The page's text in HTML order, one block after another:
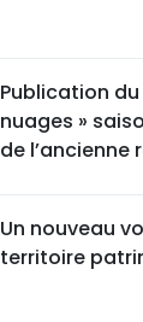
Publication
nuages »
de l’ancienne
Un nouveau
territoire